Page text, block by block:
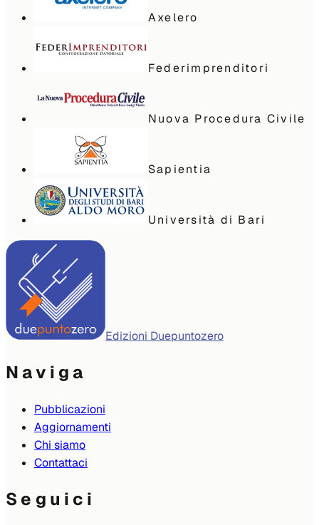
Axelero
Federimprenditori
Nuova Procedura Civile
Sapientia
Università di Bari
Edizioni Duepuntozero
Naviga
Pubblicazioni
Aggiornamenti
Chi siamo
Contattaci
Seguici